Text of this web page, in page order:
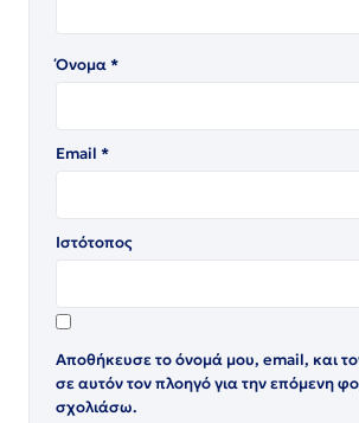
Όνομα*
Email *
Ιστότοπος
Αποθήκευσε το όνομά μου, email, και
σε αυτόν τον πλοηγό για την επόμενη
σχολιάσω.